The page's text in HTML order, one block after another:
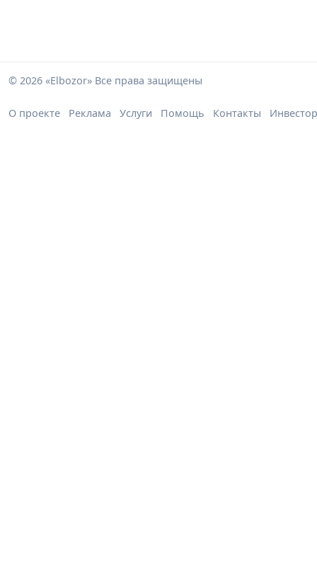
© 2026 «Elbozor» Все права защищены
О проекте Реклама Услуги Помощь Контакты